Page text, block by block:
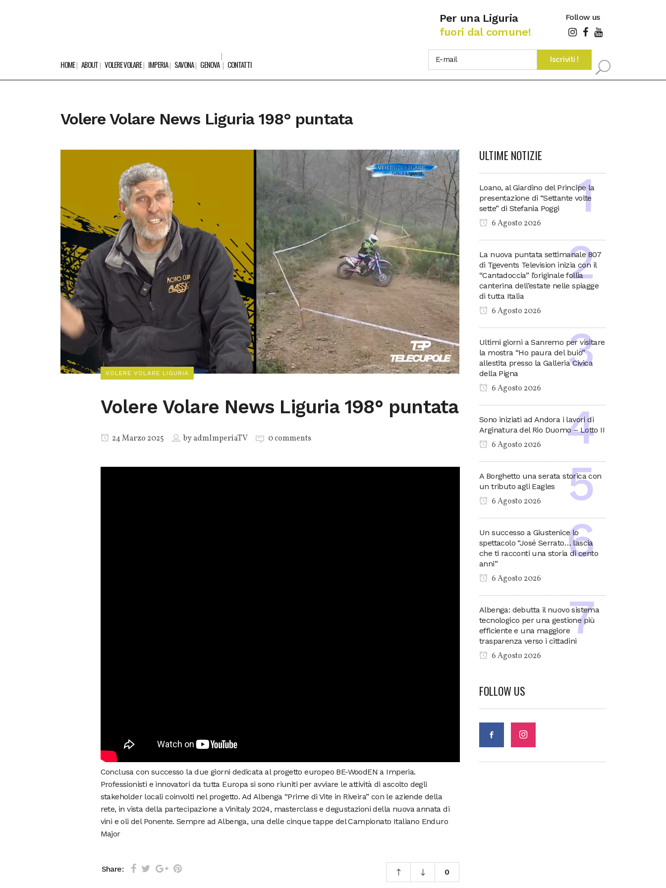
Per una Liguria
fuori dal comune!
Follow us
HOME ABOUT VOLERE VOLARE IMPERIA SAVONA GENOVA CONTATTI
Volere Volare News Liguria 198° puntata
VOLERE VOLARE LIGURIA
Volere Volare News Liguria 198° puntata
24 Marzo 2025 byadmImperiaTV 0 comments
Conclusa con successo la due giorni dedicata al progetto europeo BE-WoodEN a Imperia.
Professionisti e innovatori da tutta Europa si sono riuniti per avviare le attività di ascolto degli
stakeholder locali coinvolti nel progetto. Ad Albenga “Prime di Vite in Riveira” con le aziende della
rete, in vista della partecipazione a Vinitaly 2024, masterclass e degustazioni della nuova annata di
vini e oli del Ponente. Sempre ad Albenga, una delle cinque tappe del Campionato Italiano Enduro
Major
Share: 0
ULTIME NOTIZIE
Loano, al Giardino del Principe la
presentazione di “Settante volte
sette” di Stefania Poggi
6 Agosto 2026
La nuova puntata settimanale 807
di Tgevents Television inizia con il
“Cantadoccia” l’originale follia
canterina dell’estate nelle spiagge
di tutta Italia
6 Agosto 2026
Ultimi giorni a Sanremo per visitare
la mostra “Ho paura del buio”
allestita presso la Galleria Civica
della Pigna
6 Agosto 2026
Sono iniziati ad Andora i lavori di
Arginatura del Rio Duomo – Lotto II
6 Agosto 2026
A Borghetto una serata storica con
un tributo agli Eagles
6 Agosto 2026
Un successo a Giustenice lo
spettacolo “José Serrato… lascia
che ti racconti una storia di cento
anni”
6 Agosto 2026
Albenga: debutta il nuovo sistema
tecnologico per una gestione più
efficiente e una maggiore
trasparenza verso i cittadini
6 Agosto 2026
FOLLOW US